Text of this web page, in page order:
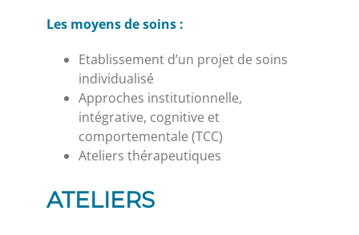
Les moyens de soins :
Etablissement d’un projet de soins
individualisé
Approches institutionnelle,
intégrative, cognitive et
comportementale (TCC)
Ateliers thérapeutiques
ATELIERS